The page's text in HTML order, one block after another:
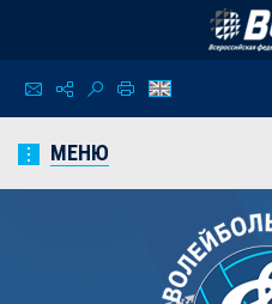
МЕНЮ